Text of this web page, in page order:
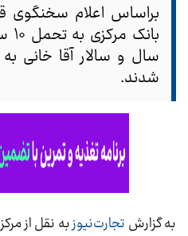
براساس اعلام سخنگوی
شدند.
به گزارش تجارت‌نیوزبه نقل از